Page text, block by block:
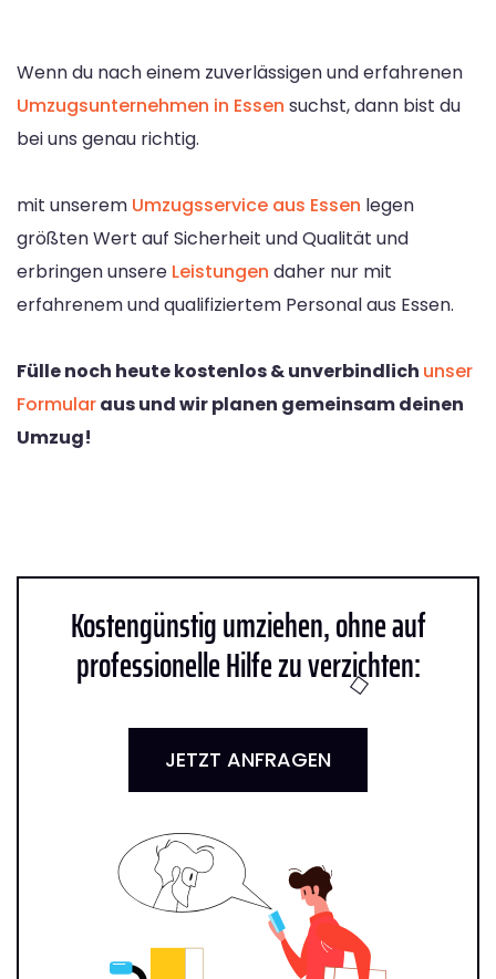
Wenn du nach einem zuverlässigen und erfahrenen
Umzugsunternehmen in Essen suchst, dann bist du
bei uns genau richtig.
mit unserem Umzugsservice aus Essen legen
größten Wert auf Sicherheit und Qualität und
erbringen unsere Leistungen daher nur mit
erfahrenem und qualifiziertem Personal aus Essen.
Fülle noch heute kostenlos & unverbindlich unser
Formularaus und wir planen gemeinsam deinen
Umzug!
Kostengünstig umziehen, ohne auf
professionelle Hilfe zu verzichten:
JETZT ANFRAGEN